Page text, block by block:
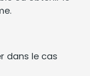
dans le cas